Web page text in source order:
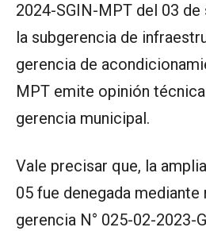
2024-SGIN-MPT del 03
la subgerencia de
gerencia de
MPT emite opinión
gerencia municipal.
Vale precisar que, la
05 fue denegada
gerencia N° 025-02-2023-